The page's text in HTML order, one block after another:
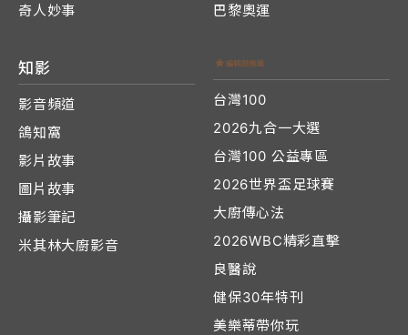
奇人妙事
巴黎奧運
知影
影音頻道
鴿知窩
影片故事
圖片故事
攝影筆記
米其林大廚影音
台灣100
2026九合一大選
台灣100 公益專區
2026世界盃足球賽
大廚傳心法
2026WBC精彩直擊
良醫說
健保30年特刊
美樂蒂帶你玩